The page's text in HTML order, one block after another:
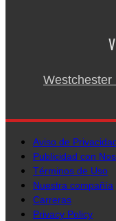
Westchester
Aviso de
Publicidad con
Términos de Uso
Nuestra compañía
Carreras
Privacy Policy